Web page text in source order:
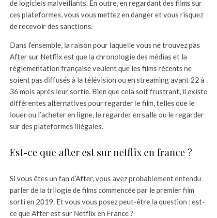
de logiciels malveillants. En outre, en regardant des films sur
ces plateformes, vous vous mettez en danger et vous risquez
de recevoir des sanctions.
Dans l’ensemble, la raison pour laquelle vous ne trouvez pas
After sur Netflix est que la chronologie des médias et la
réglementation française veulent que les films récents ne
soient pas diffusés à la télévision ou en streaming avant 22 à
36 mois après leur sortie. Bien que cela soit frustrant, il existe
différentes alternatives pour regarder le film, telles que le
louer ou l’acheter en ligne, le regarder en salle ou le regarder
sur des plateformes illégales.
Est-ce que after est sur netflix en france ?
Si vous êtes un fan d’After, vous avez probablement entendu
parler de la trilogie de films commencée par le premier film
sorti en 2019. Et vous vous posez peut-être la question : est-
ce que After est sur Netflix en France ?